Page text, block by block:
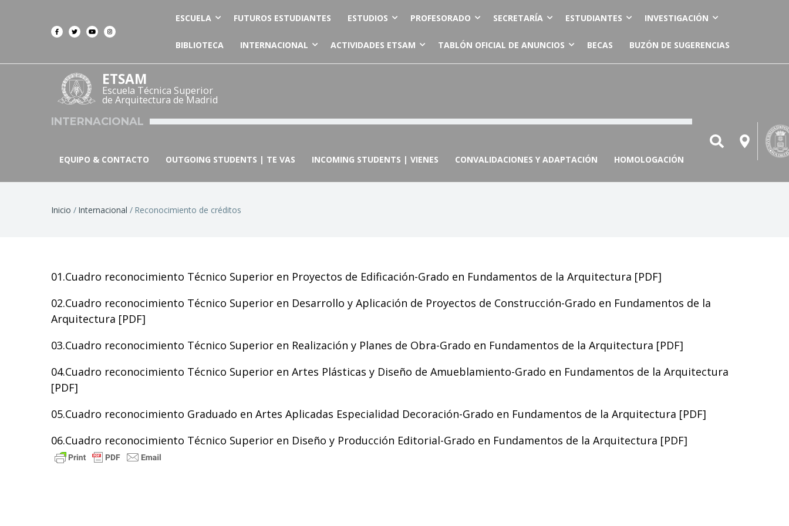
ESCUELA FUTUROS ESTUDIANTES ESTUDIOS PROFESORADO SECRETARÍA ESTUDIANTES INVESTIGACIÓN
BIBLIOTECA INTERNACIONAL ACTIVIDADES ETSAM TABLÓN OFICIAL DE ANUNCIOS BECAS BUZÓN DE SUGERENCIAS
ETSAM
Escuela Técnica Superior
de Arquitectura de Madrid
INTERNACIONAL
EQUIPO & CONTACTO OUTGOING STUDENTS | TE VAS INCOMING STUDENTS | VIENES CONVALIDACIONES Y ADAPTACIÓN HOMOLOGACIÓN
Ruta
Inicio Internacional Reconocimiento de créditos
01.Cuadro reconocimiento Técnico Superior en Proyectos de Edificación-Grado en Fundamentos de la Arquitectura [PDF]
02.Cuadro reconocimiento Técnico Superior en Desarrollo y Aplicación de Proyectos de Construcción-Grado en Fundamentos de la
Arquitectura [PDF]
03.Cuadro reconocimiento Técnico Superior en Realización y Planes de Obra-Grado en Fundamentos de la Arquitectura [PDF]
04.Cuadro reconocimiento Técnico Superior en Artes Plásticas y Diseño de Amueblamiento-Grado en Fundamentos de la Arquitectura
[PDF]
05.Cuadro reconocimiento Graduado en Artes Aplicadas Especialidad Decoración-Grado en Fundamentos de la Arquitectura [PDF]
06.Cuadro reconocimiento Técnico Superior en Diseño y Producción Editorial-Grado en Fundamentos de la Arquitectura [PDF]